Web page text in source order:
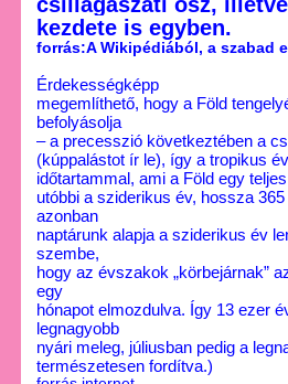
kezdete is egyben.
forrás:A Wikipédiából, a szabad
Érdekességképp
megemlíthető, hogy a Föld
befolyásolja
– a precesszió következtében a
(kúppalástot ír le), így a tropikus
időtartammal, ami a Föld egy
utóbbi a sziderikus év, hossza
azonban
naptárunk alapja a sziderikus év
szembe,
hogy az évszakok „körbejárnak”
egy
hónapot elmozdulva. Így 13 ezer
legnagyobb
nyári meleg, júliusban pedig a
természetesen fordítva.)